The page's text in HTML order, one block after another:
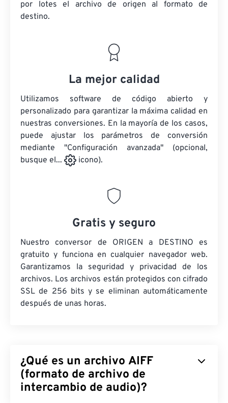
por lotes el archivo de origen al formato de
destino.
La mejor calidad
Utilizamos software de código abierto y
personalizado para garantizar la máxima calidad en
nuestras conversiones. En la mayoría de los casos,
puede ajustar los parámetros de conversión
mediante "Configuración avanzada" (opcional,
busque el...
icono).
Gratis y seguro
Nuestro conversor de ORIGEN a DESTINO es
gratuito y funciona en cualquier navegador web.
Garantizamos la seguridad y privacidad de los
archivos. Los archivos están protegidos con cifrado
SSL de 256 bits y se eliminan automáticamente
después de unas horas.
¿Qué es un archivo AIFF
(formato de archivo de
intercambio de audio)?